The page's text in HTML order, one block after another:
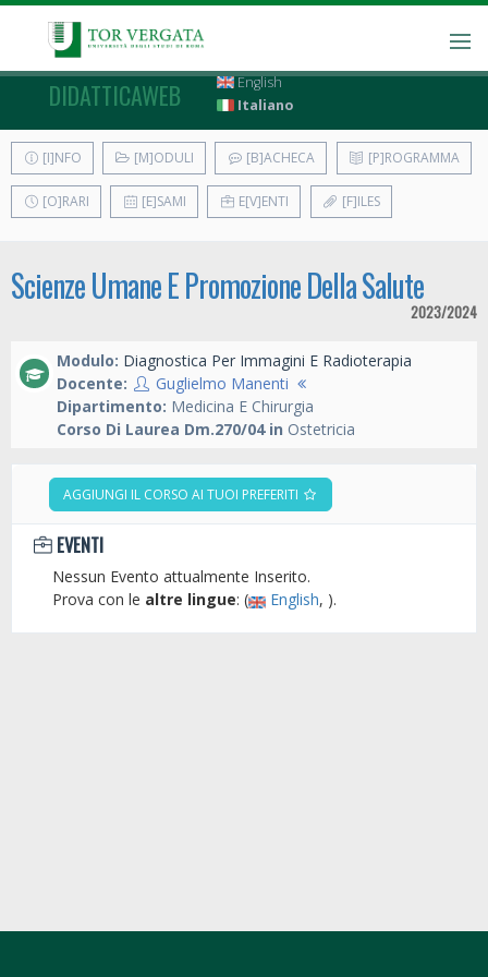
DIDATTICAWEB
English
Italiano
[I]NFO [M]ODULI [B]ACHECA [P]ROGRAMMA
[O]RARI [E]SAMI E[V]ENTI [F]ILES
Scienze Umane E Promozione Della Salute
2023/2024
Modulo: Diagnostica Per Immagini E Radioterapia
Docente:
Guglielmo Manenti
Dipartimento: Medicina E Chirurgia
Corso Di Laurea Dm.270/04 in Ostetricia
AGGIUNGI IL CORSO AI TUOI PREFERITI
EVENTI
Nessun Evento attualmente Inserito.
Prova con le altre lingue: ( English, ).